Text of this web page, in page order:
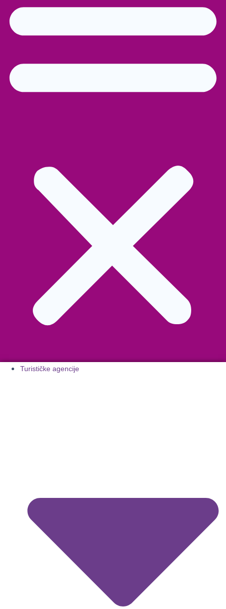
Turističke agencije